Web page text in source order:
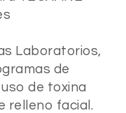
Laboratorios,
de
de toxina
relleno facial.